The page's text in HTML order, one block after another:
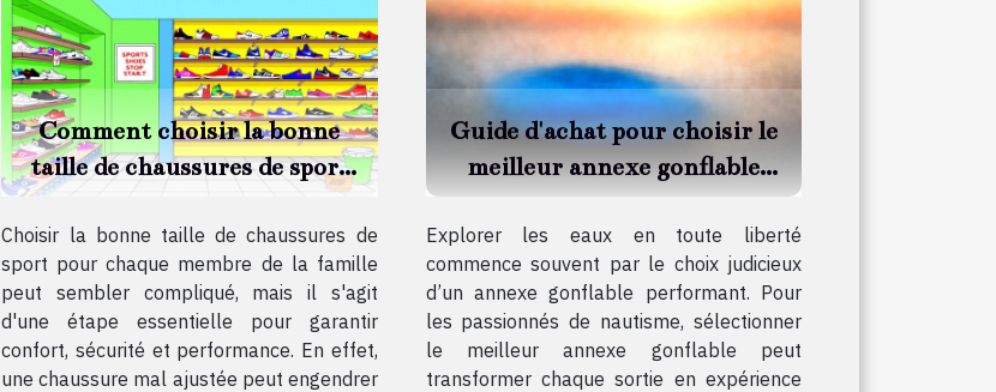
Comment choisir la bonne
taille de chaussures de sport
Choisir la bonne taille de chaussures de
sport pour chaque membre de la famille
peut sembler compliqué, mais il s'agit
d'une étape essentielle pour garantir
confort, sécurité et performance. En effet,
une chaussure mal ajustée peut engendrer
Guide d'achat pour choisir le
meilleur annexe gonflable
pour vos aventures nautiques
Explorer les eaux en toute liberté
commence souvent par le choix judicieux
d’un annexe gonflable performant. Pour
les passionnés de nautisme, sélectionner
le meilleur annexe gonflable peut
transformer chaque sortie en expérience